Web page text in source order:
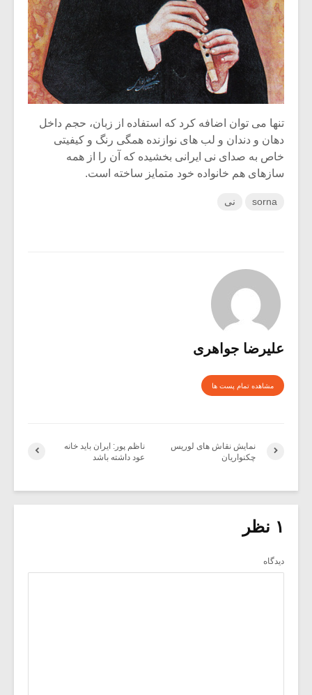
تنها می توان اضافه کرد که استفاده از زبان، حجم داخل
دهان و دندان و لب های نوازنده همگی رنگ و کیفیتی
خاص به صدای نی ایرانی بخشیده که آن را از همه
سازهای هم خانواده خود متمایز ساخته است.
sorna نی
علیرضا جواهری
مشاهده تمام پست ها
ناظم پور: ایران باید خانه
عود داشته باشد
نمایش نقاش های لوریس
چکنواریان
۱ نظر
دیدگاه